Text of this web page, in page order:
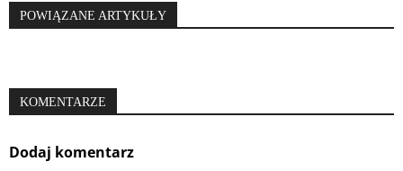
POWIĄZANE ARTYKUŁY
KOMENTARZE
Dodaj komentarz